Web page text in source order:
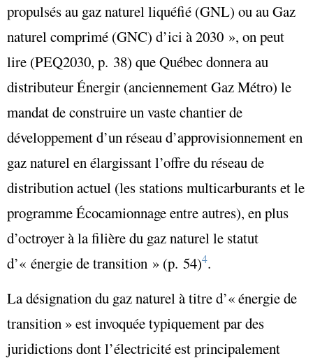
propulsés au gaz naturel liquéfié (GNL) ou au Gaz
naturel comprimé (GNC) d’ici à 2030 », on peut
lire (PEQ2030, p. 38) que Québec donnera au
distributeur Énergir (anciennement Gaz Métro) le
mandat de construire un vaste chantier de
développement d’un réseau d’approvisionnement en
gaz naturel en élargissant l’offre du réseau de
distribution actuel (les stations multicarburants et le
programme Écocamionnage entre autres), en plus
d’octroyer à la filière du gaz naturel le statut
d’« énergie de transition » (p. 54)4.
La désignation du gaz naturel à titre d’«énergie de
transition » est invoquée typiquement par des
juridictions dont l’électricité est principalement